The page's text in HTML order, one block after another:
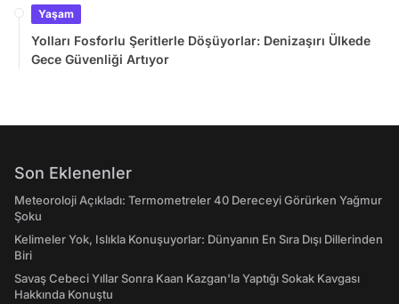
Yaşam
Yolları Fosforlu Şeritlerle Döşüyorlar: Denizaşırı Ülkede
Gece Güvenliği Artıyor
Son Eklenenler
Meteoroloji Açıkladı: Termometreler 40 Dereceyi Görürken Yağmur
Şoku
Kelimeler Yok, Islıkla Konuşuyorlar: Dünyanın En Sıra Dışı Dillerinden
Biri
Savaş Cebeci Yıllar Sonra Kaan Kazgan'la Yaptığı Sokak Kavgası
Hakkında Konuştu